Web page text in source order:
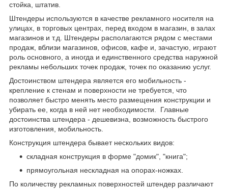
стойка, штатив.
Штендеры используются в качестве рекламного носителя на
улицах, в торговых центрах, перед входом в магазин, в залах
магазинов и т.д. Штендеры располагаются рядом с местами
продаж, вблизи магазинов, офисов, кафе и, зачастую, играют
роль основного, а иногда и единственного средства наружной
рекламы небольших точек продаж, точек по оказанию услуг.
Достоинством штендера является его мобильность -
крепление к стенам и поверхности не требуется, что
позволяет быстро менять место размещения конструкции и
убирать ее, когда в ней нет необходимости. Главные
достоинства штендера - дешевизна, возможность быстрого
изготовления, мобильность.
Конструкция штендера бывает нескольких видов:
складная конструкция в форме "домик", "книга";
прямоугольная нескладная на опорах-ножках.
По количеству рекламных поверхностей штендер различают